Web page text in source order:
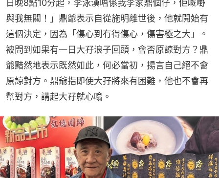
日晚8點10分起，李泳漢唔係我李家鼎個仔，佢嘅嘢
與我無關！」鼎爺表示自從施明離世後，他就開始有
這個決定，因為「傷心到冇得傷心，傷害極之大」。
被問到如果有一日大孖浪子回頭，會否原諒對方？鼎
爺黯然地表示既然如此，何必當初，揚言自己絕不會
原諒對方。鼎爺指即使大孖將來有困難，他也不會再
幫對方，講起大孖就心噏。